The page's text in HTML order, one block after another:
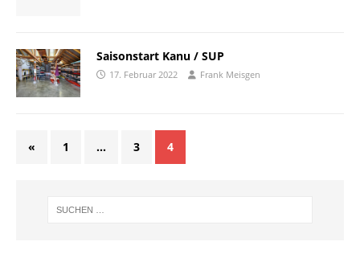
Saisonstart Kanu / SUP
17. Februar 2022 Frank Meisgen
« 1 … 3 4